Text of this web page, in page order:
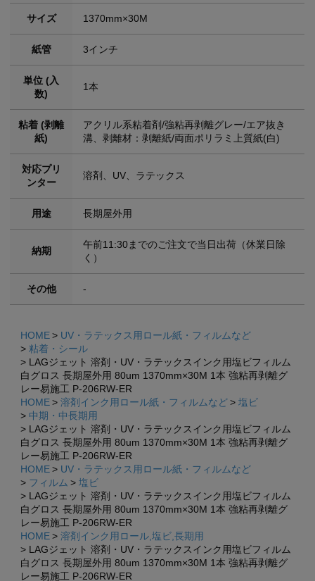
サイズ 1370mm×30M
紙管 3インチ
単位 (入
数)
1本
粘着 (剥離
紙)
アクリル系粘着剤/強粘再剥離グレー/エア抜き
溝、剥離材：剥離紙/両面ポリラミ上質紙(白)
対応プリ
ンター
溶剤、UV、ラテックス
用途 長期屋外用
納期
午前11:30までのご注文で当日出荷（休業日除
く）
その他 -
HOME
UV・ラテックス用ロール紙・フィルムなど
粘着・シール
LAGジェット 溶剤・UV・ラテックスインク用塩ビフィルム
白グロス 長期屋外用 80um 1370mm×30M 1本 強粘再剥離グ
レー易施工 P-206RW-ER
HOME
溶剤インク用ロール紙・フィルムなど
塩ビ
中期・中長期用
LAGジェット 溶剤・UV・ラテックスインク用塩ビフィルム
白グロス 長期屋外用 80um 1370mm×30M 1本 強粘再剥離グ
レー易施工 P-206RW-ER
HOME
UV・ラテックス用ロール紙・フィルムなど
フィルム
塩ビ
LAGジェット 溶剤・UV・ラテックスインク用塩ビフィルム
白グロス 長期屋外用 80um 1370mm×30M 1本 強粘再剥離グ
レー易施工 P-206RW-ER
HOME
溶剤インク用ロール,塩ビ,長期用
LAGジェット 溶剤・UV・ラテックスインク用塩ビフィルム
白グロス 長期屋外用 80um 1370mm×30M 1本 強粘再剥離グ
レー易施工 P-206RW-ER